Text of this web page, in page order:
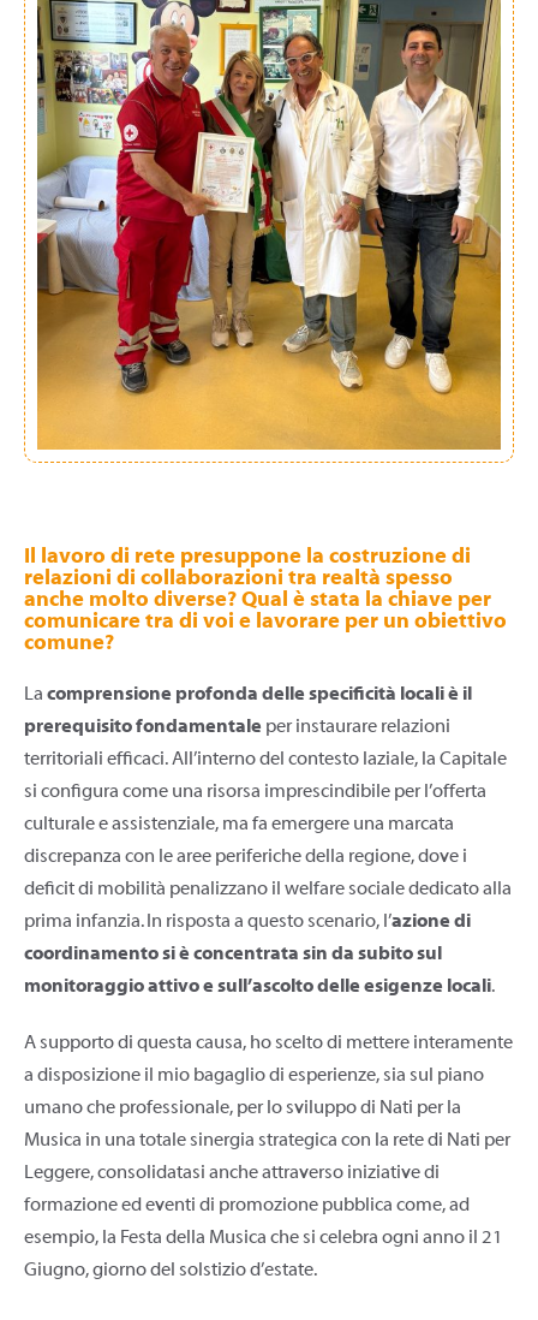
Il lavoro di rete presuppone la costruzione di
relazioni di collaborazioni tra realtà spesso
anche molto diverse? Qual è stata la chiave per
comunicare tra di voi e lavorare per un obiettivo
comune?
La comprensione profonda delle specificità locali è il
prerequisito fondamentale per instaurare relazioni
territoriali efficaci. All’interno del contesto laziale, la Capitale
si configura come una risorsa imprescindibile per l’offerta
culturale e assistenziale, ma fa emergere una marcata
discrepanza con le aree periferiche della regione, dove i
deficit di mobilità penalizzano il welfare sociale dedicato alla
prima infanzia. In risposta a questo scenario, l’azione di
coordinamento si è concentrata sin da subito sul
monitoraggio attivo e sull’ascolto delle esigenze locali.
A supporto di questa causa, ho scelto di mettere interamente
a disposizione il mio bagaglio di esperienze, sia sul piano
umano che professionale, per lo sviluppo di Nati per la
Musica in una totale sinergia strategica con la rete di Nati per
Leggere, consolidatasi anche attraverso iniziative di
formazione ed eventi di promozione pubblica come, ad
esempio, la Festa della Musica che si celebra ogni anno il 21
Giugno, giorno del solstizio d’estate.